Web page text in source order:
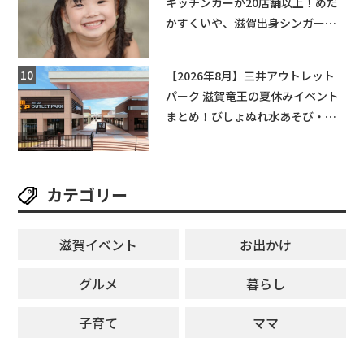
かすくいや、滋賀出身シンガーソ
【2026年8月】三井アウトレット
パーク 滋賀竜王の夏休みイベント
まとめ！びしょぬれ水あそび・激
カテゴリー
滋賀イベント
お出かけ
グルメ
暮らし
子育て
ママ